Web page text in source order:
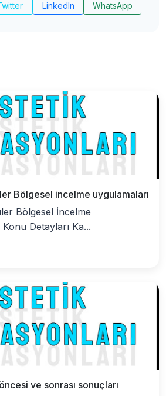
LinkedIn WhatsApp
Bölgesel incelme uygulamaları
Bölgesel İncelme
Detayları Ka...
ve sonrası sonuçları